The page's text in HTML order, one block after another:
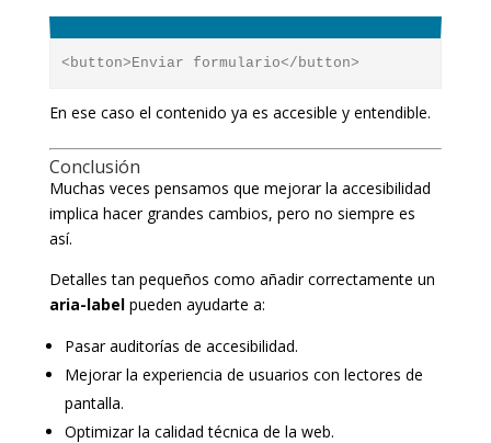
En ese caso el contenido ya es accesible y entendible.
Conclusión
Muchas veces pensamos que mejorar la accesibilidad
implica hacer grandes cambios, pero no siempre es
así.
Detalles tan pequeños como añadir correctamente un
aria-labelpueden ayudarte a:
Pasar auditorías de accesibilidad.
Mejorar la experiencia de usuarios con lectores de
pantalla.
Optimizar la calidad técnica de la web.